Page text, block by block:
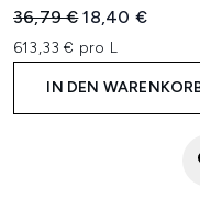
Unverbindliche
36,79 €Aktueller Preis:
18,40 €
613,33 € pro L
IN DEN